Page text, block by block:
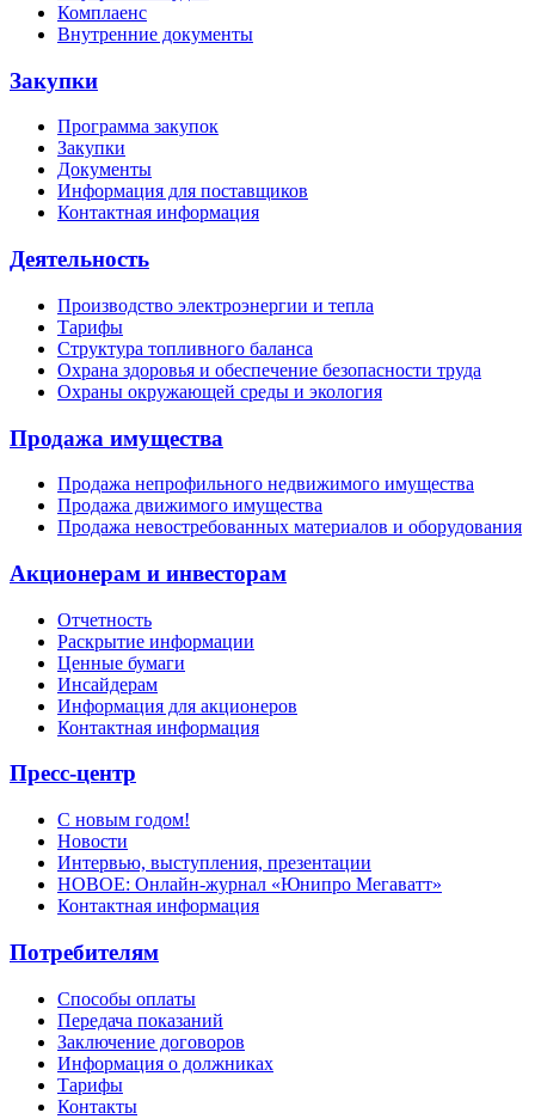
Комплаенс
Внутренние документы
Закупки
Программа закупок
Закупки
Документы
Информация для поставщиков
Контактная информация
Деятельность
Производство электроэнергии и тепла
Тарифы
Структура топливного баланса
Охрана здоровья и обеспечение безопасности труда
Охраны окружающей среды и экология
Продажа имущества
Продажа непрофильного недвижимого имущества
Продажа движимого имущества
Продажа невостребованных материалов и оборудования
Акционерам и инвесторам
Отчетность
Раскрытие информации
Ценные бумаги
Инсайдерам
Информация для акционеров
Контактная информация
Пресс-центр
С новым годом!
Новости
Интервью, выступления, презентации
НОВОЕ: Онлайн-журнал «Юнипро Мегаватт»
Контактная информация
Потребителям
Способы оплаты
Передача показаний
Заключение договоров
Информация о должниках
Тарифы
Контакты